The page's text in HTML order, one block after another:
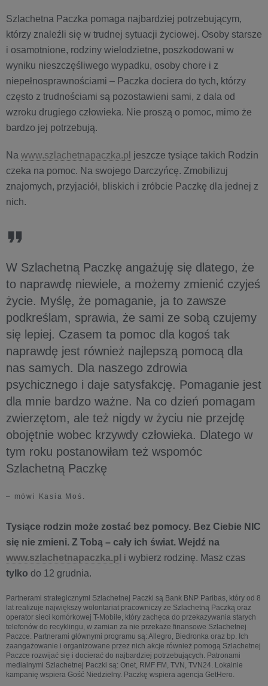
Szlachetna Paczka pomaga najbardziej potrzebującym,
którzy znaleźli się w trudnej sytuacji życiowej. Osoby starsze
i osamotnione, rodziny wielodzietne, poszkodowani w
wyniku nieszczęśliwego wypadku, osoby chore i z
niepełnosprawnościami – Paczka dociera do tych, którzy
często z trudnościami są pozostawieni sami, z dala od
wzroku drugiego człowieka. Nie proszą o pomoc, mimo że
bardzo jej potrzebują.
Na www.szlachetnapaczka.pl jeszcze tysiące takich Rodzin
czeka na pomoc. Na swojego Darczyńcę. Zmobilizuj
znajomych, przyjaciół, bliskich i zróbcie Paczkę dla jednej z
nich.
W Szlachetną Paczkę angażuję się dlatego, że
to naprawdę niewiele, a możemy zmienić czyjeś
życie. Myślę, że pomaganie, ja to zawsze
podkreślam, sprawia, że sami ze sobą czujemy
się lepiej. Czasem ta pomoc dla kogoś tak
naprawdę jest również najlepszą pomocą dla
nas samych. Dla naszego zdrowia
psychicznego i daje satysfakcję. Pomaganie jest
dla mnie bardzo ważne. Na co dzień pomagam
zwierzętom, ale też nigdy w życiu nie przejdę
obojętnie wobec krzywdy człowieka. Dlatego w
tym roku postanowiłam też wspomóc
Szlachetną Paczkę
– mówi Kasia Moś.
Tysiące rodzin może zostać bez pomocy. Bez Ciebie NIC
się nie zmieni. Z Tobą – cały ich świat. Wejdź na
www.szlachetnapaczka.pl i wybierz rodzinę. Masz czas
tylko do 12 grudnia.
Partnerami strategicznymi Szlachetnej Paczki są Bank BNP Paribas, który od 8
lat realizuje największy wolontariat pracowniczy ze Szlachetną Paczką oraz
operator sieci komórkowej T-Mobile, który zachęca do przekazywania starych
telefonów do recyklingu, w zamian za nie przekaże finansowe Szlachetnej
Paczce. Partnerami głównymi programu są: Allegro, Biedronka oraz bp. Ich
zaangażowanie i organizowane przez nich akcje również pomogą Szlachetnej
Paczce rozwijać się i docierać do najbardziej potrzebujących. Patronami
medialnymi Szlachetnej Paczki są: Onet, RMF FM, TVN, TVN24. Lokalnie
kampanię wspiera Gość Niedzielny. Paczkę wspiera agencja GetHero.